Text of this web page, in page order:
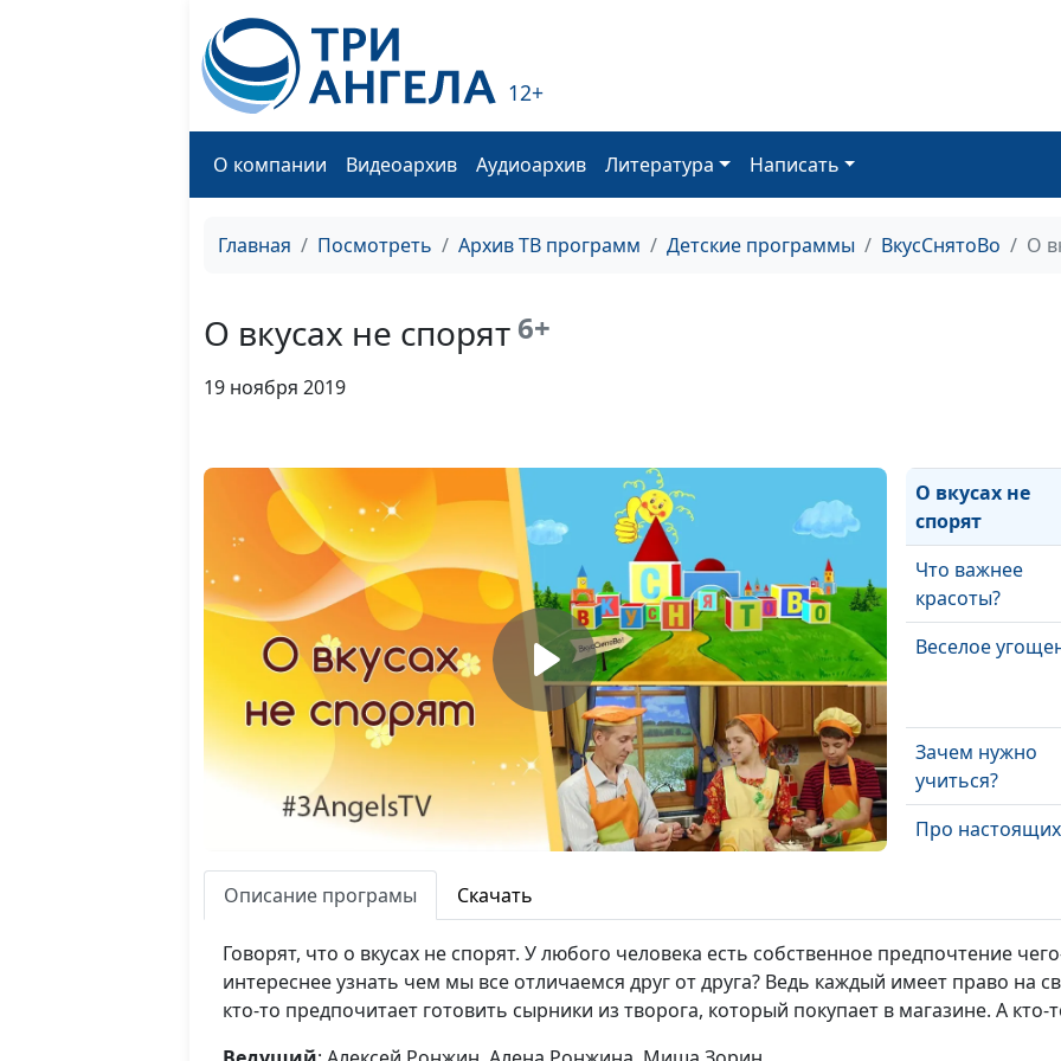
12+
О компании Видеоархив Аудиоархив Литература Написать
Главная Посмотреть Архив ТВ программ Детские программы ВкусСнятоВо О
О вкусах не спорят 6+
19 ноября 2019
Печенье
Божья любовь
для всех
О вкусах не
спорят
Что важнее
красоты?
Веселое
Зачем нужно
учиться?
Про настоящих
радоваться
Описание програмы Скачать
Говорят, что о вкусах не спорят. У любого человека есть собственное предпочтение
интереснее узнать чем мы все отличаемся друг от друга? Ведь каждый имеет право на
кто-то предпочитает готовить сырники из творога, который покупает в магазине. А кто-